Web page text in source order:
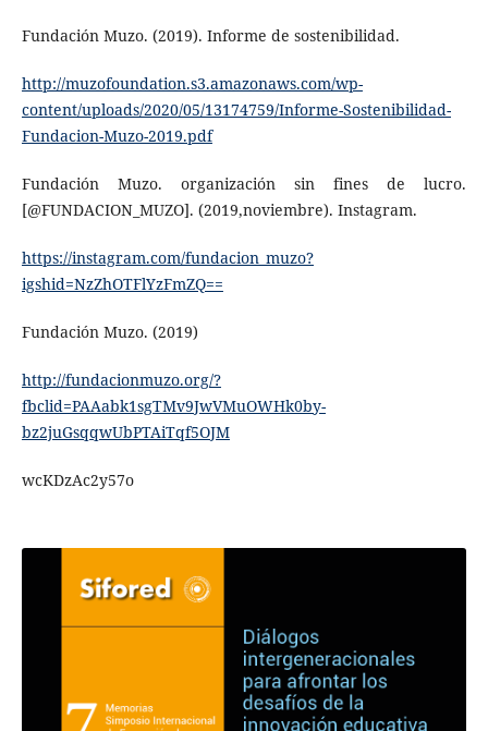
Fundación Muzo. (2019). Informe de sostenibilidad.
http://muzofoundation.s3.amazonaws.com/wp-
content/uploads/2020/05/13174759/Informe-Sostenibilidad-
Fundacion-Muzo-2019.pdf
Fundación Muzo. organización sin fines de lucro.
[@FUNDACION_MUZO]. (2019,noviembre). Instagram.
https://instagram.com/fundacion_muzo?
igshid=NzZhOTFlYzFmZQ==
Fundación Muzo. (2019)
http://fundacionmuzo.org/?
fbclid=PAAabk1sgTMv9JwVMuOWHk0by-
bz2juGsqqwUbPTAiTqf5OJM
wcKDzAc2y57o